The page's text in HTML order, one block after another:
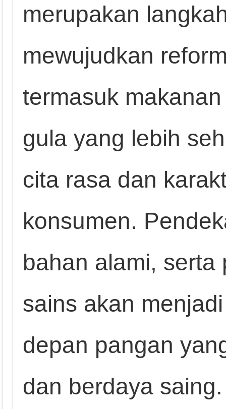
merupakan
mewujudkan
termasuk
gula yang lebih
cita rasa dan
konsumen.
bahan alami, serta
sains akan
depan pangan
dan berdaya saing.